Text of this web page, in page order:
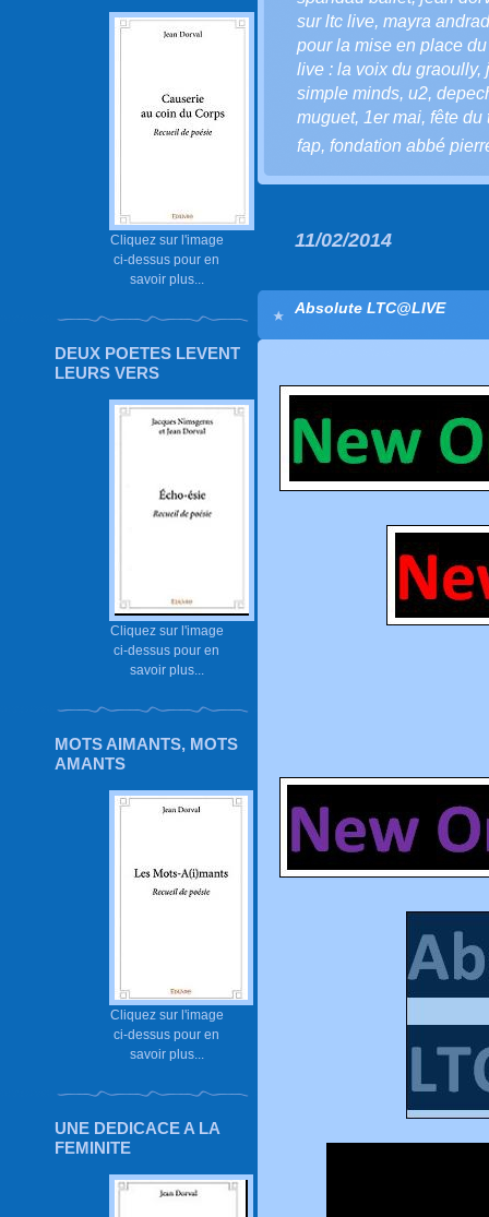
Cliquez sur l'image
ci-dessus pour en
savoir plus...
DEUX POETES LEVENT
LEURS VERS
Cliquez sur l'image
ci-dessus pour en
savoir plus...
MOTS AIMANTS, MOTS
AMANTS
Cliquez sur l'image
ci-dessus pour en
savoir plus...
UNE DEDICACE A LA
FEMINITE
sur ltc live, mayra
pour la mise en place
live : la voix du graoully,
simple minds, u2,
muguet, 1er mai, fête du
fap, fondation abbé
11/02/2014
Absolute LTC@LIVE